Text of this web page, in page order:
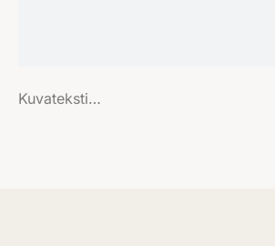
Kuvateksti…